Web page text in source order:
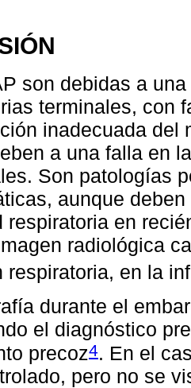
son debidas a
terminales, con
inadecuada del
a una falla en
Son patologías
aunque
respiratoria en
radiológica
respiratoria, en la
durante el
el diagnóstico
precoz4. En el
pero no se